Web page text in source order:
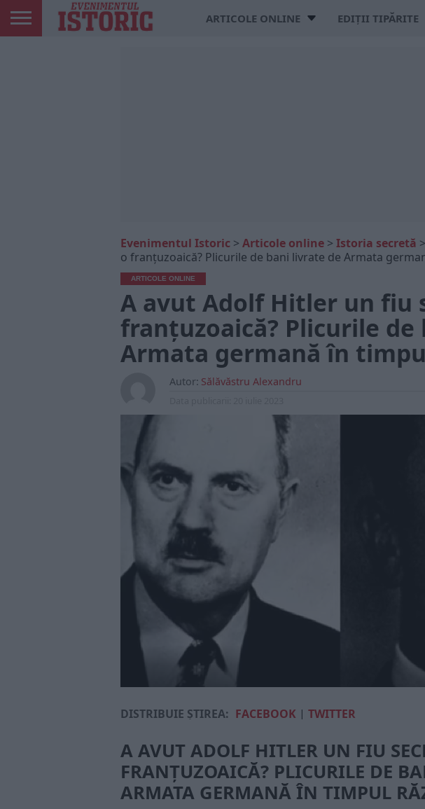
ARTICOLE ONLINE EDIȚII TIPĂRITE
Evenimentul Istoric > Articole online > Istoria secretă >
o franțuzoaică? Plicurile de bani livrate de Armata
ARTICOLE ONLINE
A avut Adolf Hitler un fiu
franțuzoaică? Plicurile
Armata germană în
Autor: Sălăvăstru Alexandru
DISTRIBUIE ȘTIREA: FACEBOOK | TWITTER
A AVUT ADOLF HITLER UN FIU
FRANȚUZOAICĂ? PLICURILE DE
ARMATA GERMANĂ ÎN TIMPUL